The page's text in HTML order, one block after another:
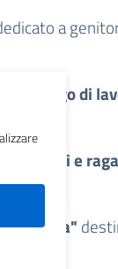
a
sul luogo di
bambini e
Brianza​"